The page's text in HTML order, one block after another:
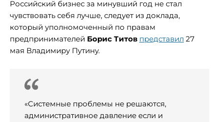
Российский бизнес за минувший год не стал
чувствовать себя лучше, следует из доклада,
который уполномоченный по правам
предпринимателей Борис Титов представил 27
мая Владимиру Путину.
«Системные проблемы не решаются,
административное давление если и